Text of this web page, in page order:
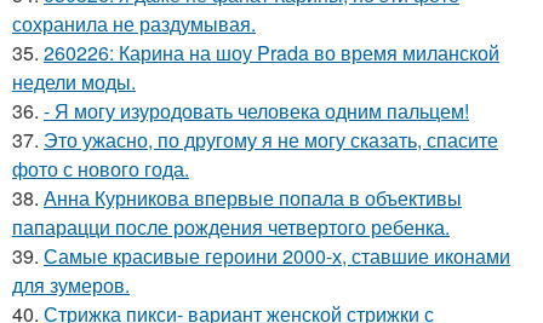
сохранила не раздумывая.
35. 260226: Карина на шоу Prada во время миланской
недели моды.
36. - Я могу изуродовать человека одним пальцем!
37. Это ужасно, по другому я не могу сказать, спасите
фото с нового года.
38. Анна Курникова впервые попала в объективы
папарацци после рождения четвертого ребенка.
39. Самые красивые героини 2000-х, ставшие иконами
для зумеров.
40. Стрижка пикси- вариант женской стрижки с